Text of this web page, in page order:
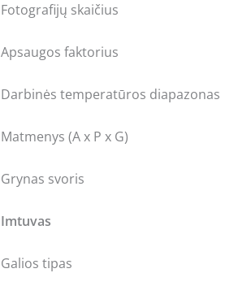
Fotografijų skaičius
Apsaugos faktorius
Darbinės temperatūros diapazonas
Matmenys (A x P x G)
Grynas svoris
Imtuvas
Galios tipas